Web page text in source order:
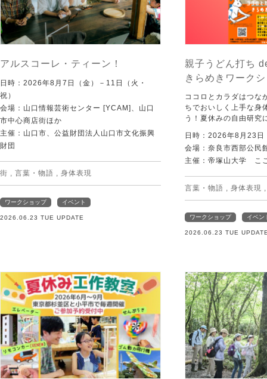
アルスコーレ・ティーン！
日時：2026年8月7日（金）－11日（火・
祝）
会場：山口情報芸術センター [YCAM]、山口
市中心商店街ほか
主催：山口市、公益財団法人山口市文化振興
財団
街 , 言葉・物語 , 身体表現
ワークショップ イベント
2026.06.23 TUE UPDATE
親子うどん打ち
きらめきワーク
ココロとカラダはつな
ちでおいしく上手な身
う！夏休みの自由研究
日時：2026年8月23日
会場：奈良市西部公民
主催：帝塚山大学 こ
言葉・物語 , 身体表現
ワークショップ イベン
2026.06.23 TUE